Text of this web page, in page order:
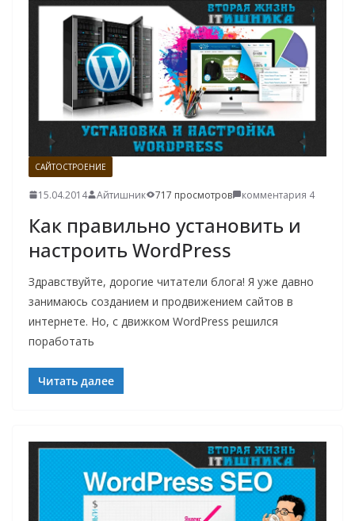
САЙТОСТРОЕНИЕ
15.04.2014 Айтишник 717 просмотров комментария 4
Как правильно установить и
настроить WordPress
Здравствуйте, дорогие читатели блога! Я уже давно
занимаюсь созданием и продвижением сайтов в
интернете. Но, с движком WordPress решился
поработать
Читать далее